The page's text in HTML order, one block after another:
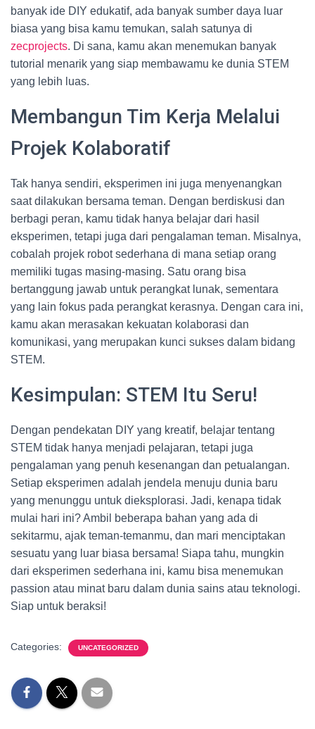
banyak ide DIY edukatif, ada banyak sumber daya luar
biasa yang bisa kamu temukan, salah satunya di
zecprojects. Di sana, kamu akan menemukan banyak
tutorial menarik yang siap membawamu ke dunia STEM
yang lebih luas.
Membangun Tim Kerja Melalui
Projek Kolaboratif
Tak hanya sendiri, eksperimen ini juga menyenangkan
saat dilakukan bersama teman. Dengan berdiskusi dan
berbagi peran, kamu tidak hanya belajar dari hasil
eksperimen, tetapi juga dari pengalaman teman. Misalnya,
cobalah projek robot sederhana di mana setiap orang
memiliki tugas masing-masing. Satu orang bisa
bertanggung jawab untuk perangkat lunak, sementara
yang lain fokus pada perangkat kerasnya. Dengan cara ini,
kamu akan merasakan kekuatan kolaborasi dan
komunikasi, yang merupakan kunci sukses dalam bidang
STEM.
Kesimpulan: STEM Itu Seru!
Dengan pendekatan DIY yang kreatif, belajar tentang
STEM tidak hanya menjadi pelajaran, tetapi juga
pengalaman yang penuh kesenangan dan petualangan.
Setiap eksperimen adalah jendela menuju dunia baru
yang menunggu untuk dieksplorasi. Jadi, kenapa tidak
mulai hari ini? Ambil beberapa bahan yang ada di
sekitarmu, ajak teman-temanmu, dan mari menciptakan
sesuatu yang luar biasa bersama! Siapa tahu, mungkin
dari eksperimen sederhana ini, kamu bisa menemukan
passion atau minat baru dalam dunia sains atau teknologi.
Siap untuk beraksi!
Categories: UNCATEGORIZED